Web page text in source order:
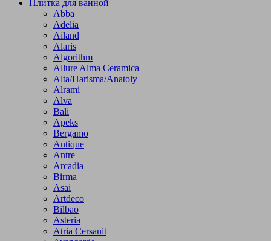
Плитка для ванной
Abba
Adelia
Ailand
Alaris
Algorithm
Allure Alma Ceramica
Alta/Harisma/Anatoly
Alrami
Alva
Bali
Apeks
Bergamo
Antique
Antre
Arcadia
Birma
Asai
Artdeco
Bilbao
Asteria
Atria Cersanit